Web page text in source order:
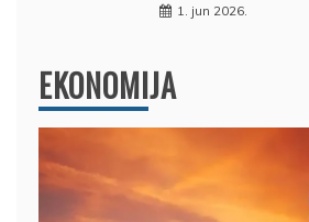
1. jun 2026.
EKONOMIJA